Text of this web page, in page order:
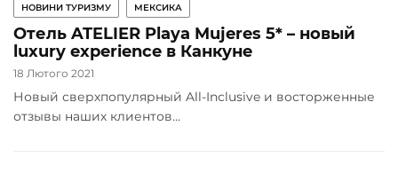
НОВИНИ ТУРИЗМУ МЕКСИКА
Отель ATELIER Playa Mujeres 5* – новый
luxury experience в Канкуне
18 Лютого 2021
Новый сверхпопулярный All-Inclusive и восторженные
отзывы наших клиентов...